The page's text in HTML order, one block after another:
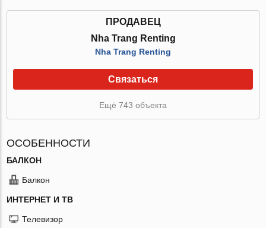
ПРОДАВЕЦ
Nha Trang Renting
Nha Trang Renting
Связаться
Ещё 743 объекта
ОСОБЕННОСТИ
БАЛКОН
Балкон
ИНТЕРНЕТ И ТВ
Телевизор